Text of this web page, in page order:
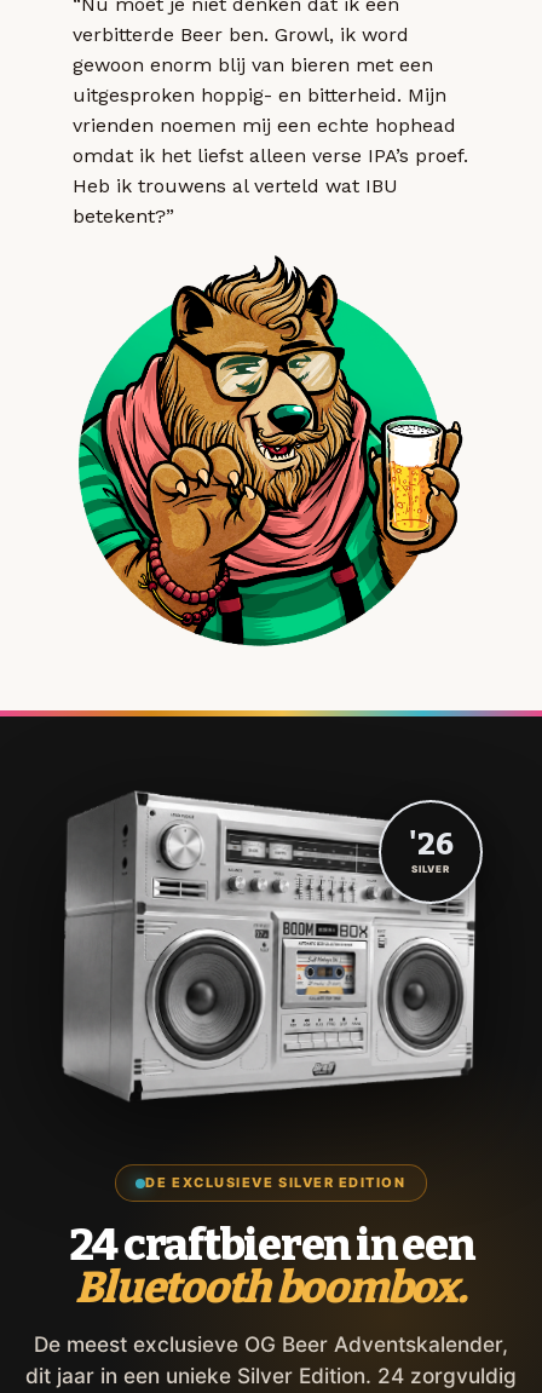
verbitterde Beer ben. Growl, ik word
gewoon enorm blij van bieren met een
uitgesproken hoppig- en bitterheid. Mijn
vrienden noemen mij een echte hophead
omdat ik het liefst alleen verse IPA’s proef.
Heb ik trouwens al verteld wat IBU
betekent?”
DE EXCLUSIEVE SILVER EDITION
24 craftbieren in een
Bluetooth boombox.
De meest exclusieve OG Beer Adventskalender,
dit jaar in een unieke Silver Edition. 24 zorgvuldig
'26
SILVER